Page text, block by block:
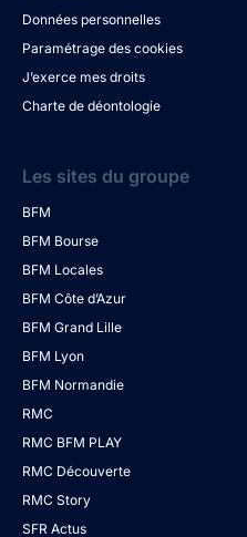
Données personnelles
Paramétrage des cookies
J’exerce mes droits
Charte de déontologie
Les sites du groupe
BFM
BFM Bourse
BFM Locales
BFM Côte d’Azur
BFM Grand Lille
BFM Lyon
BFM Normandie
RMC
RMC BFM PLAY
RMC Découverte
RMC Story
SFR Actus